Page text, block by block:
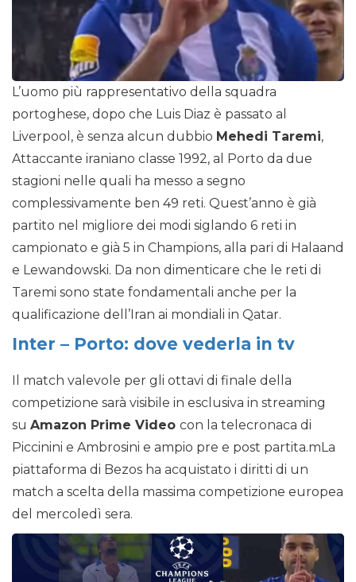
L’uomo più rappresentativo della squadra
portoghese, dopo che Luis Diaz è passato al
Liverpool, è senza alcun dubbio Mehedi Taremi,
Attaccante iraniano classe 1992, al Porto da due
stagioni nelle quali ha messo a segno
complessivamente ben 49 reti. Quest’anno è già
partito nel migliore dei modi siglando 6 reti in
campionato e già 5 in Champions, alla pari di Halaand
e Lewandowski. Da non dimenticare che le reti di
Taremi sono state fondamentali anche per la
qualificazione dell’Iran ai mondiali in Qatar.
Inter – Porto: dove vederla in tv
Il match valevole per gli ottavi di finale della
competizione sarà visibile in esclusiva in streaming
su Amazon Prime Video con la telecronaca di
Piccinini e Ambrosini e ampio pre e post partita.mLa
piattaforma di Bezos ha acquistato i diritti di un
match a scelta della massima competizione europea
del mercoledì sera.